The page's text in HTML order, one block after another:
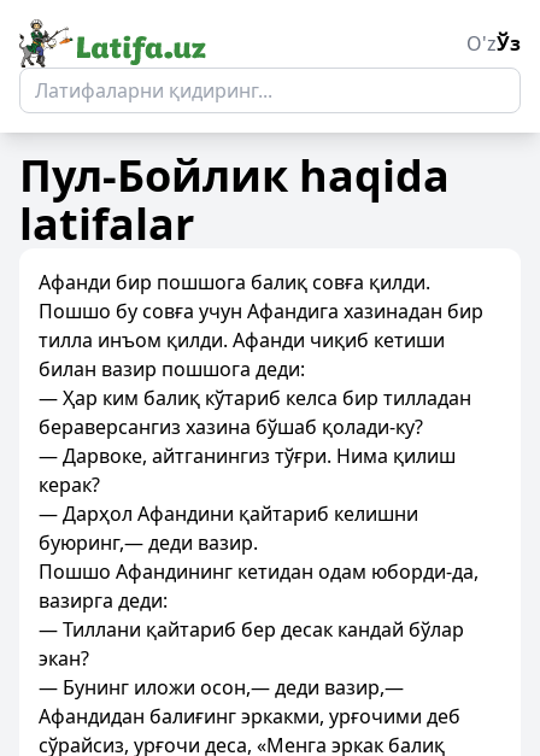
O'zЎз
Пул-Бойлик haqida
latifalar
Афанди бир пошшога балиқ совға қилди.
Пошшо бу совға учун Афандига хазинадан бир
тилла инъом қилди. Афанди чиқиб кетиши
билан вазир пошшога деди:
— Ҳар ким балиқ кўтариб келса бир тилладан
бераверсангиз хазина бўшаб қолади-ку?
— Дарвоке, айтганингиз тўғри. Нима қилиш
керак?
— Дарҳол Афандини қайтариб келишни
буюринг,— деди вазир.
Пошшо Афандининг кетидан одам юборди-да,
вазирга деди:
— Тиллани қайтариб бер десак кандай бўлар
экан?
— Бунинг иложи осон,— деди вазир,—
Афандидан балиғинг эркакми, урғочими деб
сўрайсиз, урғочи деса, «Менга эркак балиқ